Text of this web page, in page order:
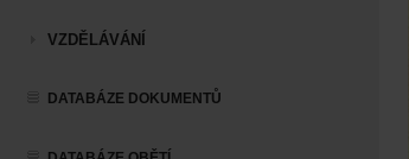
VZDĚLÁVÁNÍ
DATABÁZE DOKUMENTŮ